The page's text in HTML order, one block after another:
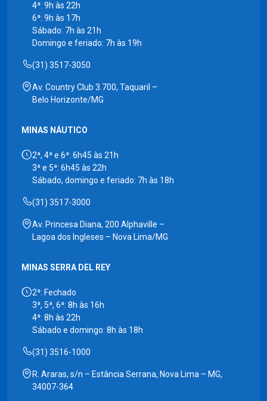
4ª: 9h às 22h
6ª: 9h às 17h
Sábado: 7h às 21h
Domingo e feriado: 7h às 19h
(31) 3517-3050
Av. Country Club 3.700, Taquaril –
Belo Horizonte/MG
MINAS NÁUTICO
2ª, 4ª e 6ª: 6h45 às 21h
3ª e 5ª: 6h45 às 22h
Sábado, domingo e feriado: 7h às 18h
(31) 3517-3000
Av. Princesa Diana, 200 Alphaville –
Lagoa dos Ingleses – Nova Lima/MG
MINAS SERRA DEL REY
2ª: Fechado
3ª, 5ª, 6ª: 8h às 16h
4ª: 8h às 22h
Sábado e domingo: 8h às 18h
(31) 3516-1000
R. Araras, s/n – Estância Serrana, Nova Lima – MG,
34007-364